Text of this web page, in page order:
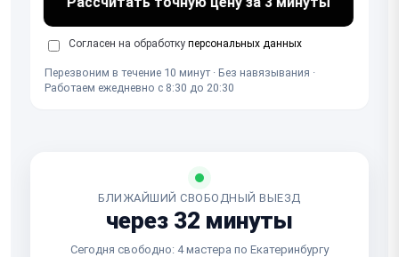
Согласен на обработку персональных данных
Перезвоним в течение 10 минут · Без навязывания ·
Работаем ежедневно с 8:30 до 20:30
БЛИЖАЙШИЙ СВОБОДНЫЙ ВЫЕЗД
через 32 минуты
Сегодня свободно: 4 мастера по Екатеринбургу